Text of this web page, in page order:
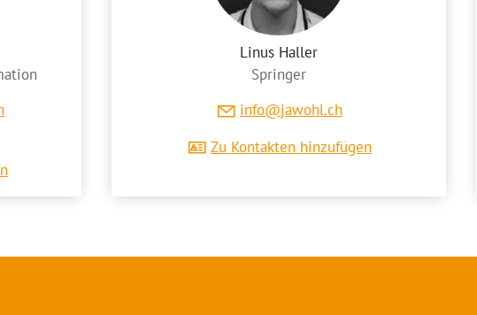
Linus Haller
Springer
nf
j w hlch
Zu Kontakten hinzufügen